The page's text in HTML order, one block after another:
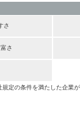
さ
さ
定の条件を満たした企業